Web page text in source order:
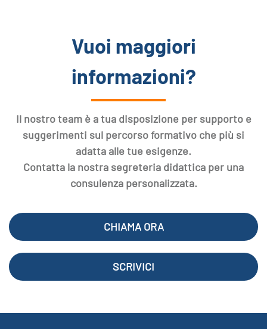
Vuoi maggiori
informazioni?
Il nostro team è a tua disposizione per supporto e
suggerimenti sul percorso formativo che più si
adatta alle tue esigenze.
Contatta la nostra segreteria didattica per una
consulenza personalizzata.
CHIAMA ORA
SCRIVICI